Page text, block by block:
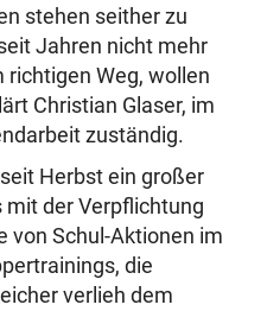
stehen seither zu
Jahren nicht mehr
richtigen Weg, wollen
Christian Glaser, im
zuständig.
Herbst ein großer
mit der Verpflichtung
von Schul-Aktionen im
die
verlieh dem